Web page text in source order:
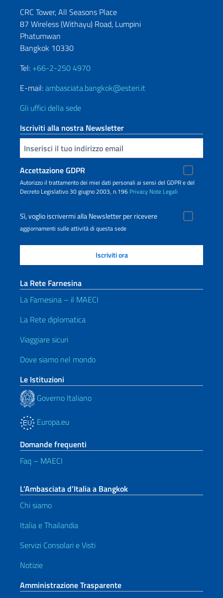
CRC Tower, All Seasons Place
87 Wireless (Withayu) Road, Lumpini
Phatumwan
Bangkok 10330
Tel: +66-2-250 4970
E-mail:ambasciata.bangkok@esteri.it
Gli uffici della sede
Iscriviti alla nostra Newsletter
Inserisci la tua email
Accettazione GDPR
Autorizzo il trattamento dei miei dati personali ai sensi del GDPR e del
Decreto Legislativo 30 giugno 2003, n.196 Privacy Note Legali
Sì, voglio iscrivermi alla Newsletter per ricevere
aggiornamenti sulle attività di questa sede
La Rete Farnesina
La Farnesina – il MAECI
La Rete diplomatica
Viaggiare sicuri
Dove siamo nel mondo
Le Istituzioni
Governo Italiano
Europa.eu
Domande frequenti
Faq – MAECI
L’Ambasciata d’Italia a Bangkok
Chi siamo
Italia e Thailandia
Servizi Consolari e Visti
Notizie
Amministrazione Trasparente